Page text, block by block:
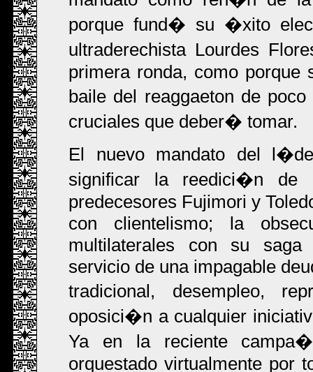
porque fund� su �xito
ultraderechista Lourdes
primera ronda, como porque
baile del reaggaeton de
cruciales que deber� tomar.
El nuevo mandato del
significar la reedici�n de
predecesores Fujimori y
con clientelismo; la
multilaterales con su saga
servicio de una impagable
tradicional, desempleo,
oposici�n a cualquier
Ya en la reciente
orquestado virtualmente por